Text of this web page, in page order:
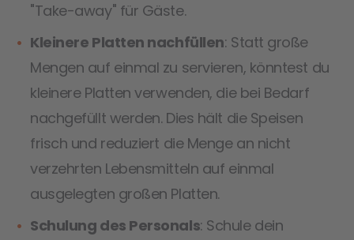
"Take-away" für Gäste.
Kleinere Platten nachfüllen: Statt große
Mengen auf einmal zu servieren, könntest du
kleinere Platten verwenden, die bei Bedarf
nachgefüllt werden. Dies hält die Speisen
frisch und reduziert die Menge an nicht
verzehrten Lebensmitteln auf einmal
ausgelegten großen Platten.
Schulung des Personals: Schule dein